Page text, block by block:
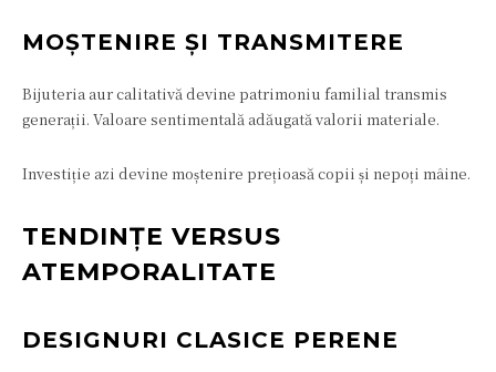
MOȘTENIRE ȘI TRANSMITERE
Bijuteria aur calitativă devine patrimoniu familial transmis
generații. Valoare sentimentală adăugată valorii materiale.
Investiție azi devine moștenire prețioasă copii și nepoți mâine.
TENDINȚE VERSUS
ATEMPORALITATE
DESIGNURI CLASICE PERENE